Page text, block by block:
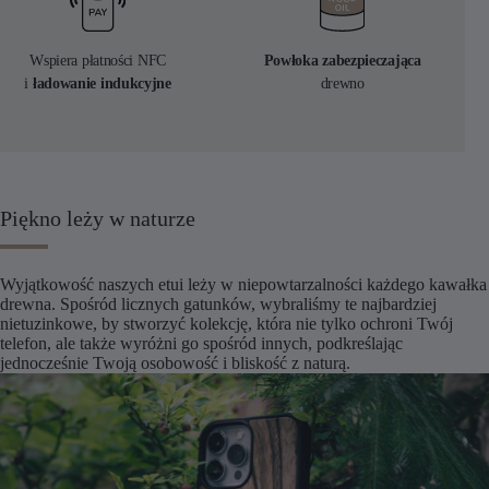
Wspiera płatności NFC
i ładowanie indukcyjne
Powłoka zabezpieczająca
drewno
Piękno leży w naturze
Wyjątkowość naszych etui leży w niepowtarzalności każdego kawałka
drewna. Spośród licznych gatunków, wybraliśmy te najbardziej
nietuzinkowe, by stworzyć kolekcję, która nie tylko ochroni Twój
telefon, ale także wyróżni go spośród innych, podkreślając
jednocześnie Twoją osobowość i bliskość z naturą.